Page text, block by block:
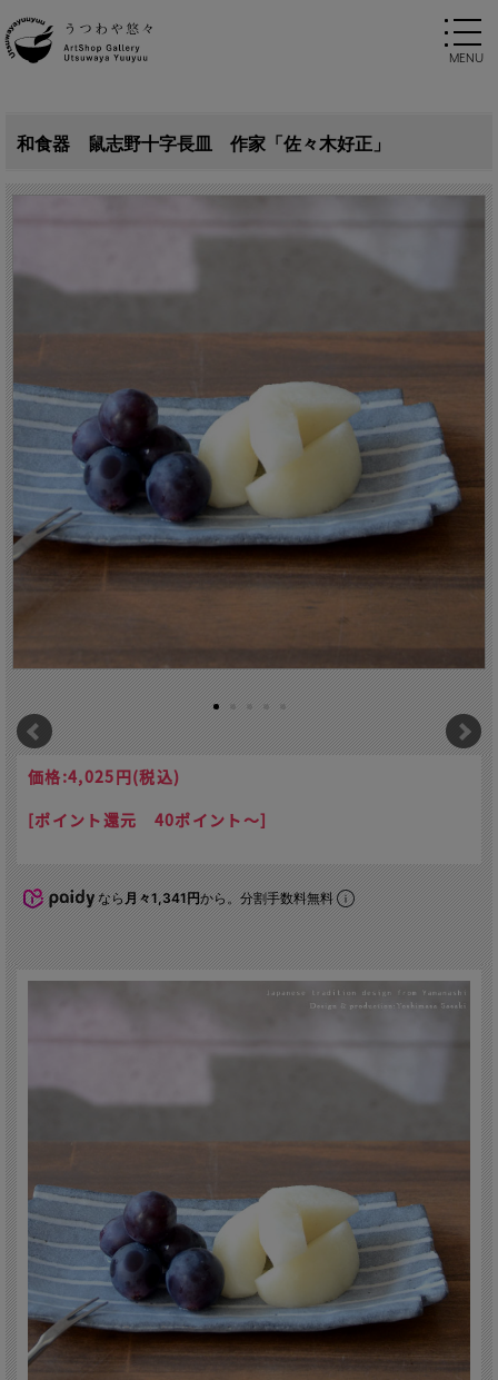
和食器 鼠志野十字長皿 作家「佐々木好正」
価格:4,025円(税込)
[ポイント還元 40ポイント～]
なら月々1,341円から。分割手数料無料